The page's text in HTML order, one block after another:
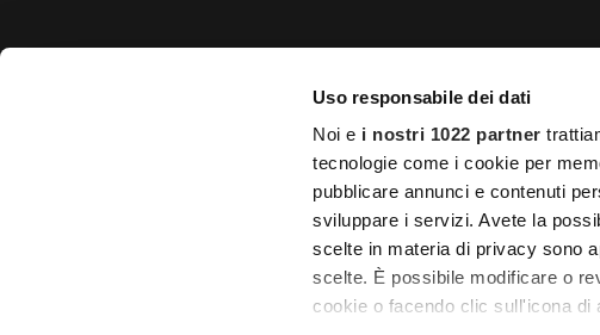
Uso responsabile dei dati
Noi e i nostri 1022 partner
tecnologie come i cookie per
pubblicare annunci e contenuti
sviluppare i servizi. Avete la
scelte in materia di privacy sono
scelte. È possibile modificare o
cookie o facendo clic sull'icona di
Impostazioni dei Cookies
Licenza Agenzia di viaggio e T.O.